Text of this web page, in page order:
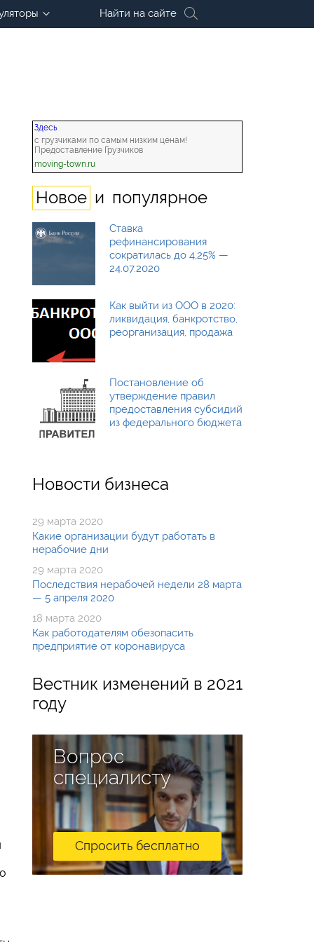
Найти на сайте
Здесь
с грузчиками по самым низким ценам!
Предоставление Грузчиков
moving-town.ru
Новое и популярное
Ставка
рефинансирования
сократилась до 4,25% —
24.07.2020
Как выйти из ООО в 2020:
ликвидация, банкротство,
реорганизация, продажа
Постановление об
утверждение правил
предоставления субсидий
из федерального бюджета
Новости бизнеса
29 марта 2020
Какие организации будут работать в
нерабочие дни
29 марта 2020
Последствия нерабочей недели 28 марта
— 5 апреля 2020
18 марта 2020
Как работодателям обезопасить
предприятие от коронавируса
Вестник изменений в 2021
году
Вопрос
специалисту
Спросить бесплатно